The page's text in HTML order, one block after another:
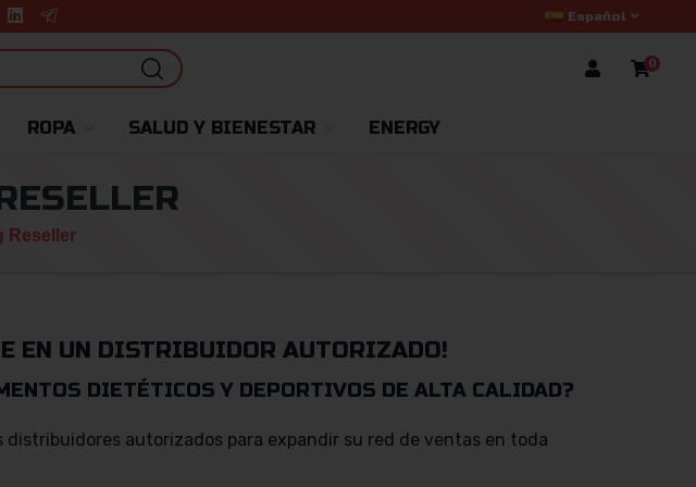
Español
0
ROPA SALUD Y BIENESTAR ENERGY
Reseller
EN UN DISTRIBUIDOR AUTORIZADO!
DIETÉTICOS Y DEPORTIVOS DE ALTA CALIDAD?
autorizados para expandir su red de ventas en toda